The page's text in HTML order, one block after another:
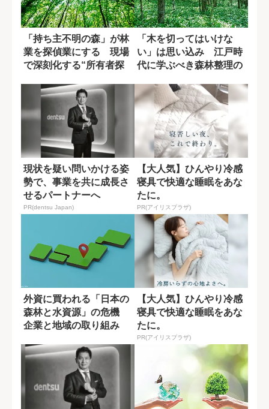
「持ち主不明の森」が林
業を探偵業にする 現場
で深刻化する“所有者探
「木を切ってはいけな
い」は思い込み 江戸時
代に学ぶべき森林整理の
現状を疑い問いかける姿
勢で、事業を共に成長さ
せるパートナーへ
PR(dentsu Japan)
【大人気】ひんやり冷感
寝具で快適な睡眠をあな
たに。
PR(アイリスプラザ)
外資に買われる「日本の
森林と水資源」の危機
企業と地域の取り組み
【大人気】ひんやり冷感
寝具で快適な睡眠をあな
たに。
PR(アイリスプラザ)